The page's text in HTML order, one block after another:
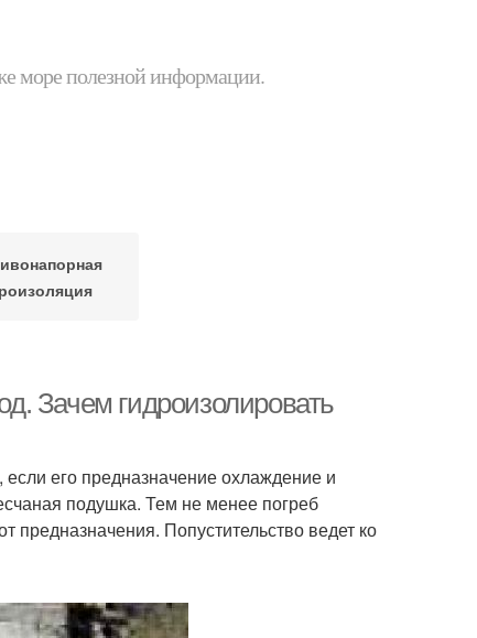
море полезной информации.
Зачем гидроизолировать
его предназначение охлаждение и
подушка. Тем не менее погреб
предназначения. Попустительство ведет ко